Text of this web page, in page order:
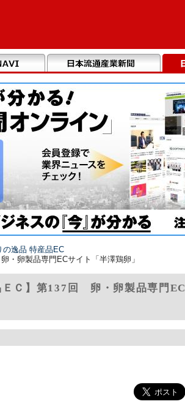
の逸品 特産品EC
・卵製品専門ECサイト「半澤鶏卵」
ＥＣ】第137回 卵・卵製品専門EC